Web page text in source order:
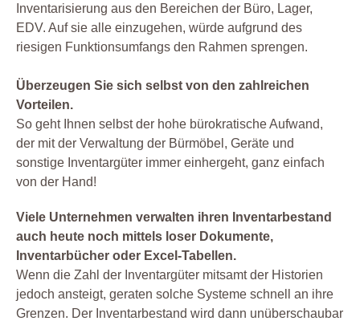
Inventarisierung aus den Bereichen der Büro, Lager,
EDV. Auf sie alle einzugehen, würde aufgrund des
riesigen Funktionsumfangs den Rahmen sprengen.
Überzeugen Sie sich selbst von den zahlreichen
Vorteilen.
So geht Ihnen selbst der hohe bürokratische Aufwand,
der mit der Verwaltung der Bürmöbel, Geräte und
sonstige Inventargüter immer einhergeht, ganz einfach
von der Hand!
Viele Unternehmen verwalten ihren Inventarbestand
auch heute noch mittels loser Dokumente,
Inventarbücher oder Excel-Tabellen.
Wenn die Zahl der Inventargüter mitsamt der Historien
jedoch ansteigt, geraten solche Systeme schnell an ihre
Grenzen. Der Inventarbestand wird dann unüberschaubar